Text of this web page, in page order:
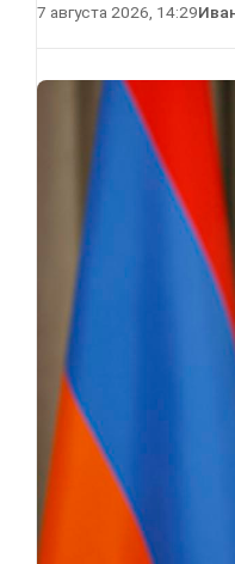
7 августа 2026, 14:29